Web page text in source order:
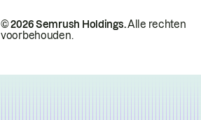
© 2026 Semrush Holdings.Alle rechten
voorbehouden.